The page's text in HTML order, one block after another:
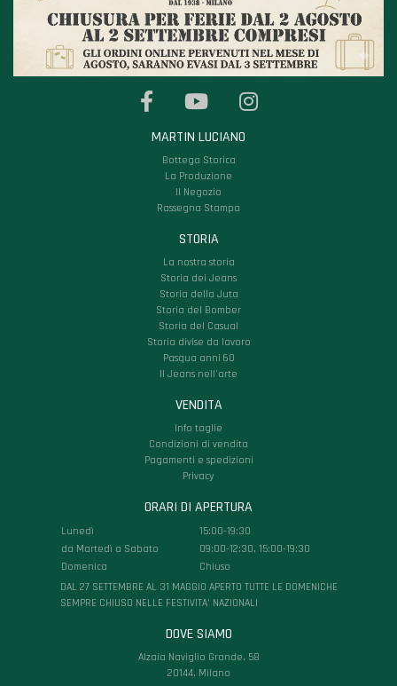
MARTIN LUCIANO
Bottega Storica
La Produzione
Il Negozio
Rassegna Stampa
STORIA
La nostra storia
Storia dei Jeans
Storia della Juta
Storia del Bomber
Storia del Casual
Storia divise da lavoro
Pasqua anni 60
Il Jeans nell'arte
VENDITA
Info taglie
Condizioni di vendita
Pagamenti e spedizioni
Privacy
ORARI DI APERTURA
Lunedì
15:00-19:30
da Martedì a Sabato
09:00-12:30, 15:00-19:30
Domenica
Chiuso
DAL 27 SETTEMBRE AL 31 MAGGIO APERTO TUTTE LE DOMENICHE
SEMPRE CHIUSO NELLE FESTIVITA’ NAZIONALI
DOVE SIAMO
Alzaia Naviglio Grande, 58
20144, Milano